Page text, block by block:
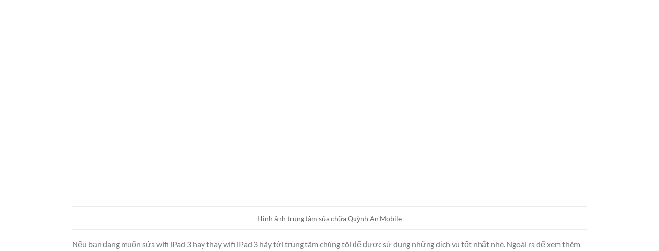
Hình ảnh trung tâm sửa chữa Quỳnh An Mobile
Nếu bạn đang muốn sửa wifi iPad 3 hay thay wifi iPad 3 hãy tới trung tâm chúng tôi để được sử dụng những dịch vụ tốt nhất nhé. Ngoài ra dể xem thêm